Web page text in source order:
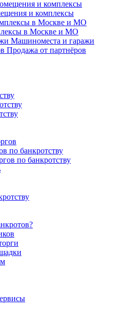
и комплексы
в Москве и МО
Машиноместа и гаражи
Продажа от партнёров
по банкротству
по банкротству